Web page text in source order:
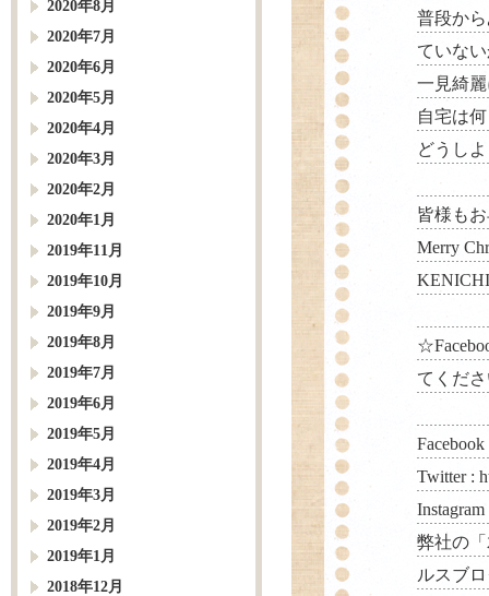
2020年8月
2020年7月
2020年6月
2020年5月
2020年4月
2020年3月
2020年2月
2020年1月
2019年11月
2019年10月
2019年9月
2019年8月
2019年7月
2019年6月
2019年5月
2019年4月
2019年3月
2019年2月
2019年1月
2018年12月
普段か
ていな
一見綺
自宅は
どうし
皆様も
Merry
KENICHI
てくだ
Twitter :
弊社の
ルスブ